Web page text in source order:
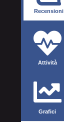
Recensioni
Attività
Grafici